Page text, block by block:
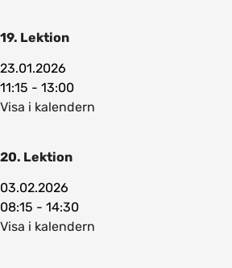
19. Lektion
23.01.2026
11:15 - 13:00
Visa i kalendern
20. Lektion
03.02.2026
08:15 - 14:30
Visa i kalendern